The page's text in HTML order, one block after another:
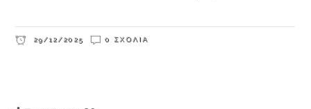
29/12/2025 0 ΣΧΌΛΙΑ